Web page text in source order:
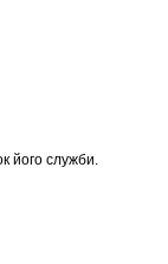
його служби.